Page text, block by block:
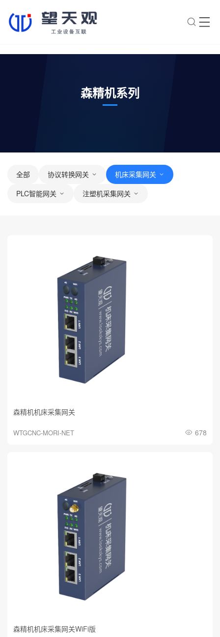
森精机系列
全部 协议转换网关
机床采集网关
PLC智能网关
注塑机采集网关
森精机机床采集网关
WTGCNC-MORI-NET 678
森精机机床采集网关WiFi版
AI智能助手 转人工 ×
您好，我是望天观智能助手，很高兴为
2.望天观网关支持哪些组网方